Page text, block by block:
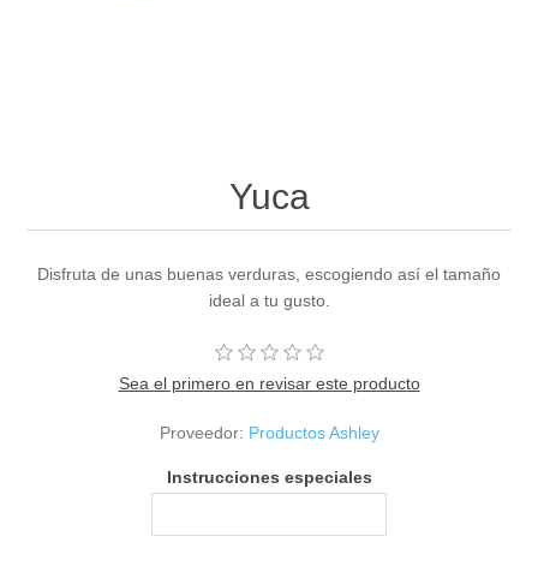
Yuca
Disfruta de unas buenas verduras, escogiendo así el tamaño
ideal a tu gusto.
Sea el primero en revisar este producto
Proveedor: Productos Ashley
Instrucciones especiales